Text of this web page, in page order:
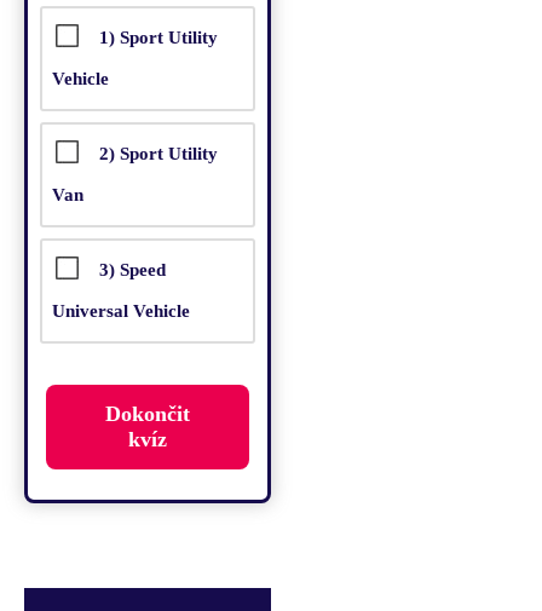
1) Sport Utility
Vehicle
2) Sport Utility
Van
3) Speed
Universal Vehicle